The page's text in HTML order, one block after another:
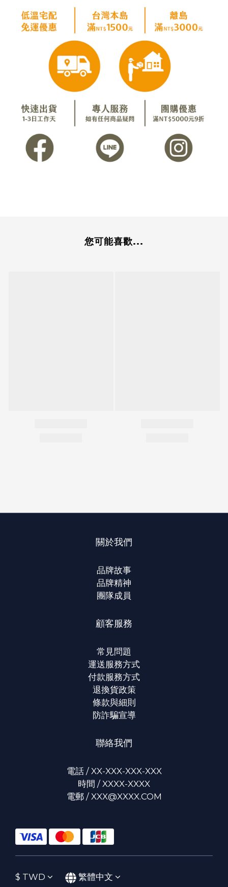
您可能喜歡...
關於我們
品牌故事
品牌精神
團隊成員
顧客服務
常見問題
運送服務方式
付款服務方式
退換貨政策
條款與細則
防詐騙宣導
聯絡我們
電話 / XX-XXX-XXX-XXX
時間 / XXXX-XXXX
電郵 / XXX@XXXX.COM
$ TWD 繁體中文